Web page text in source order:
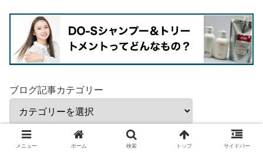
ブログ記事カテゴリー
どＳ美容師に質問 理美容師さんからの質問
メニュー ホーム 検索 トップ サイドバー